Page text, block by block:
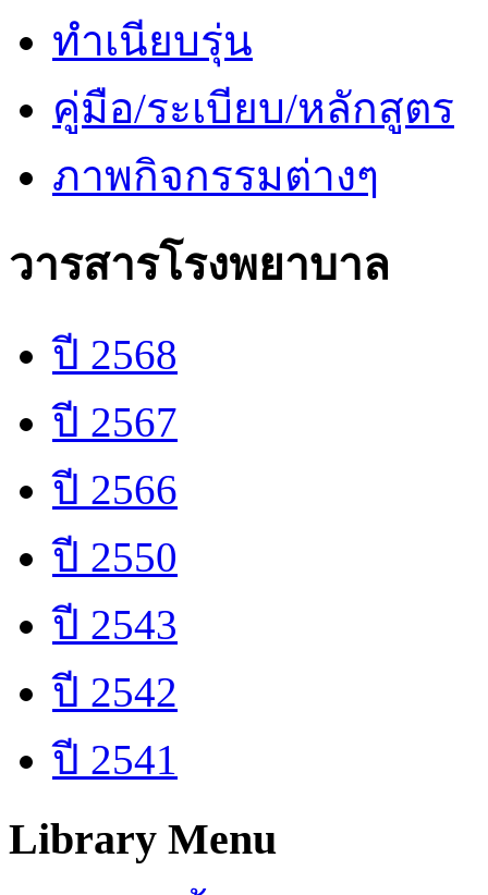
ทำเนียบรุ่น
คู่มือ/ระเบียบ/หลักสูตร
ภาพกิจกรรมต่างๆ
วารสารโรงพยาบาล
ปี 2568
ปี 2567
ปี 2566
ปี 2550
ปี 2543
ปี 2542
ปี 2541
Library Menu